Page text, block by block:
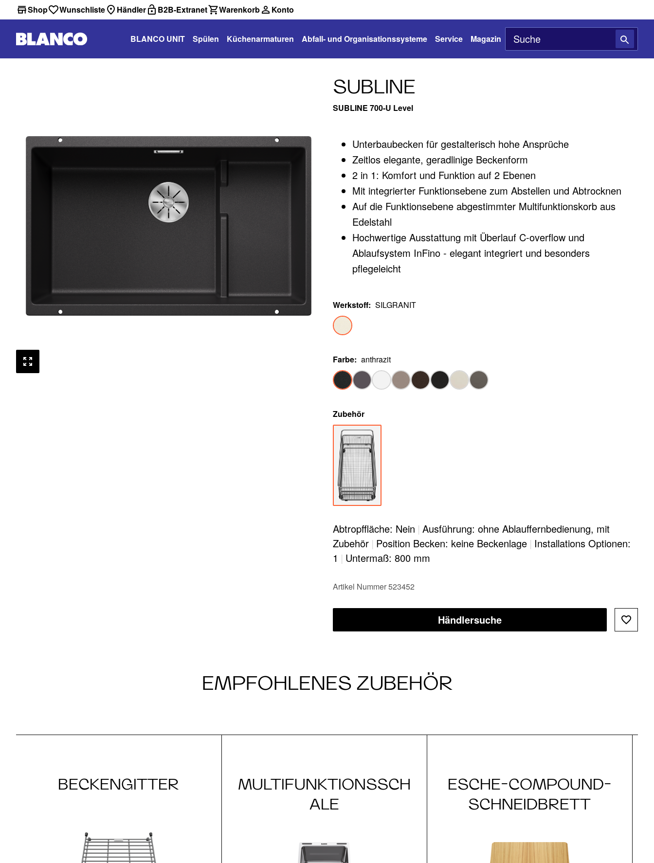
Shop Wunschliste Händler B2B-Extranet Warenkorb Konto
BLANCO UNIT Spülen Küchenarmaturen Abfall- und Organisationssysteme Service Magazin
SUBLINE
SUBLINE 700-U Level
Unterbaubecken für gestalterisch hohe Ansprüche
Zeitlos elegante, geradlinige Beckenform
2 in 1: Komfort und Funktion auf 2 Ebenen
Mit integrierter Funktionsebene zum Abstellen und Abtrocknen
Auf die Funktionsebene abgestimmter Multifunktionskorb aus
Edelstahl
Hochwertige Ausstattung mit Überlauf C-overflow und
Ablaufsystem InFino - elegant integriert und besonders
pflegeleicht
Werkstoff: SILGRANIT
Farbe: anthrazit
Zubehör
Abtropffläche: Nein | Ausführung: ohne Ablauffernbedienung, mit
Zubehör | Position Becken: keine Beckenlage | Installations Optionen:
1 | Untermaß: 800 mm
Artikel Nummer 523452
Händlersuche
EMPFOHLENES ZUBEHÖR
BECKENGITTER
MULTIFUNKTIONSSCH
ALE
ESCHE-COMPOUND-
SCHNEIDBRETT